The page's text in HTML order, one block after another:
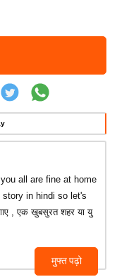
मुफ्त पढ़ो
all are fine at home
in hindi so let's
, एक खुबसुरत शहर या यु